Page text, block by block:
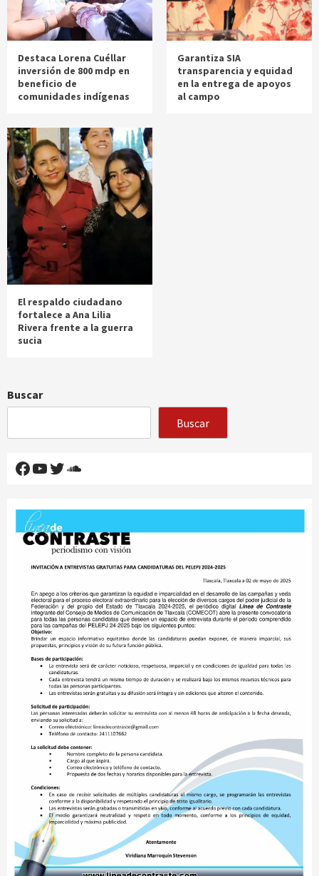
Destaca Lorena Cuéllar
inversión de 800 mdp en
beneficio de
comunidades indígenas
Garantiza SIA
transparencia y equidad
en la entrega de apoyos
al campo
El respaldo ciudadano
fortalece a Ana Lilia
Rivera frente a la guerra
sucia
Buscar
Buscar
Facebook
YouTube
Twitter
SoundCloud